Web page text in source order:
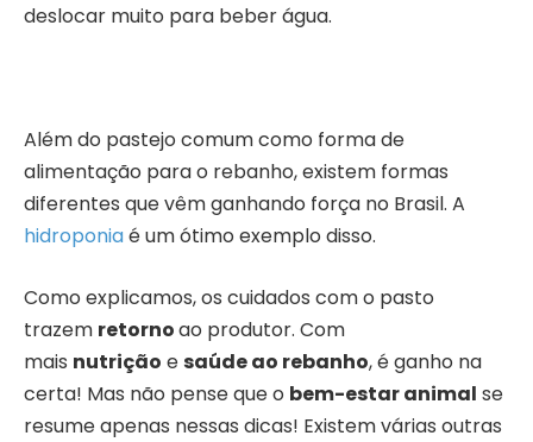
deslocar muito para beber água.
Além do pastejo comum como forma de
alimentação para o rebanho, existem formas
diferentes que vêm ganhando força no Brasil. A
hidroponiaé um ótimo exemplo disso.
Como explicamos, os cuidados com o pasto
trazem retornoao produtor. Com
mais nutrição esaúde ao rebanho, é ganho na
certa! Mas não pense que o bem-estar animal se
resume apenas nessas dicas! Existem várias outras